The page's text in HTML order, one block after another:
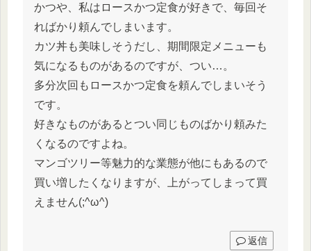
かつや、私はロースかつ定食が好きで、毎回そ
ればかり頼んでしまいます。
カツ丼も美味しそうだし、期間限定メニューも
気になるものがあるのですが、つい…。
多分次回もロースかつ定食を頼んでしまいそう
です。
好きなものがあるとつい同じものばかり頼みた
くなるのですよね。
マンゴツリー等魅力的な業態が他にもあるので
買い増したくなりますが、上がってしまって買
えません(;^ω^)
返信